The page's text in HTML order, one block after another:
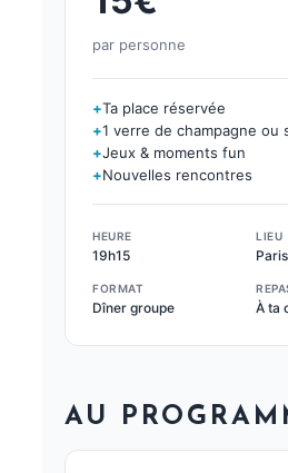
par personne
+Ta place réservée
+1 verre de champagne
+Jeux & moments fun
+Nouvelles rencontres
HEURE
19h15
LIEU
FORMAT
Dîner groupe À ta
AU